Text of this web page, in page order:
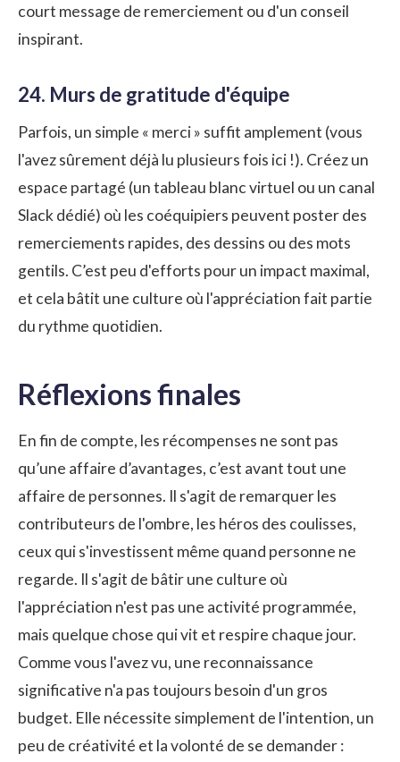
court message de remerciement ou d'un conseil
inspirant.
24. Murs de gratitude d'équipe
Parfois, un simple « merci » suffit amplement (vous
l'avez sûrement déjà lu plusieurs fois ici !). Créez un
espace partagé (un tableau blanc virtuel ou un canal
Slack dédié) où les coéquipiers peuvent poster des
remerciements rapides, des dessins ou des mots
gentils. C’est peu d'efforts pour un impact maximal,
et cela bâtit une culture où l'appréciation fait partie
du rythme quotidien.
Réflexions finales
En fin de compte, les récompenses ne sont pas
qu’une affaire d’avantages, c’est avant tout une
affaire de personnes. Il s'agit de remarquer les
contributeurs de l'ombre, les héros des coulisses,
ceux qui s'investissent même quand personne ne
regarde. Il s'agit de bâtir une culture où
l'appréciation n'est pas une activité programmée,
mais quelque chose qui vit et respire chaque jour.
Comme vous l'avez vu, une reconnaissance
significative n'a pas toujours besoin d'un gros
budget. Elle nécessite simplement de l'intention, un
peu de créativité et la volonté de se demander :